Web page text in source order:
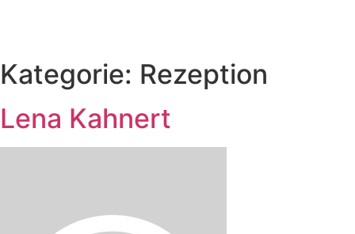
Kategorie: Rezeption
Lena Kahnert